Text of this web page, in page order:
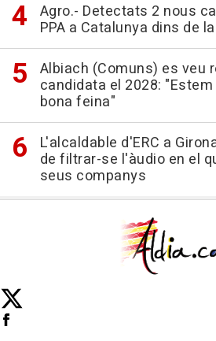
Agro.- Detectats 2 nous
PPA a Catalunya dins de
Albiach (Comuns) es veu
candidata el 2028:
bona feina"
L'alcaldable d'ERC a
de filtrar-se l'àudio en el
seus companys